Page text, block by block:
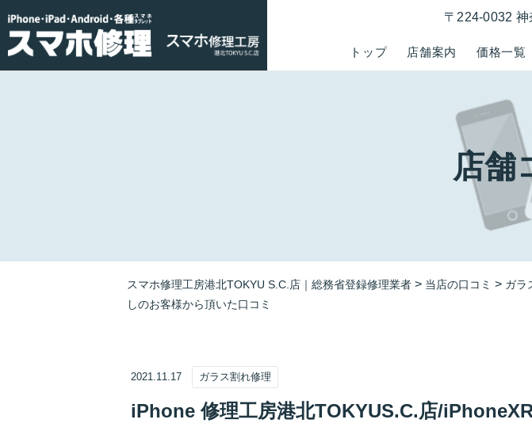
トップ 店舗案内 価格一覧
〒224-0032
店舗
スマホ修理工房港北TOKYU S.C.店｜総務省登録修理業者 > 当店の口コミ > ガラ
しのお客様から頂いた口コミ
2021.11.17 ガラス割れ修理
iPhone 修理工房港北TOKYUS.C.店/